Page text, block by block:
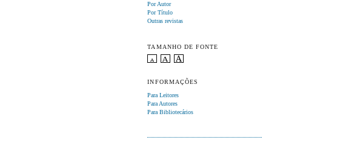
Por Autor
Por Título
Outras revistas
TAMANHO DE FONTE
INFORMAÇÕES
Para Leitores
Para Autores
Para Bibliotecários